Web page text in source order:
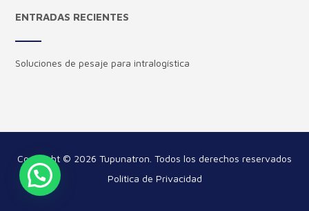
ENTRADAS RECIENTES
Soluciones de pesaje para intralogística
Copyright © 2026 Tupunatron. Todos los derechos reservados
Política de Privacidad